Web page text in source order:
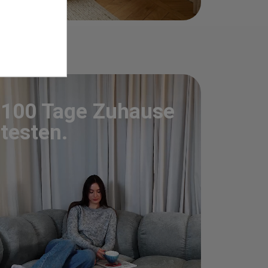
100 Tage Zuhause
testen.